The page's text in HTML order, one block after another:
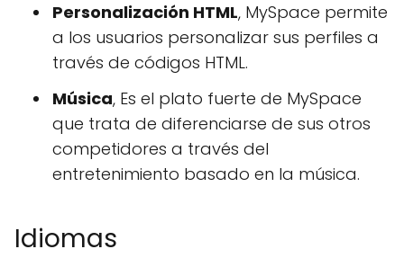
Personalización HTML, MySpace permite
a los usuarios personalizar sus perfiles a
través de códigos HTML.
Música, Es el plato fuerte de MySpace
que trata de diferenciarse de sus otros
competidores a través del
entretenimiento basado en la música.
Idiomas